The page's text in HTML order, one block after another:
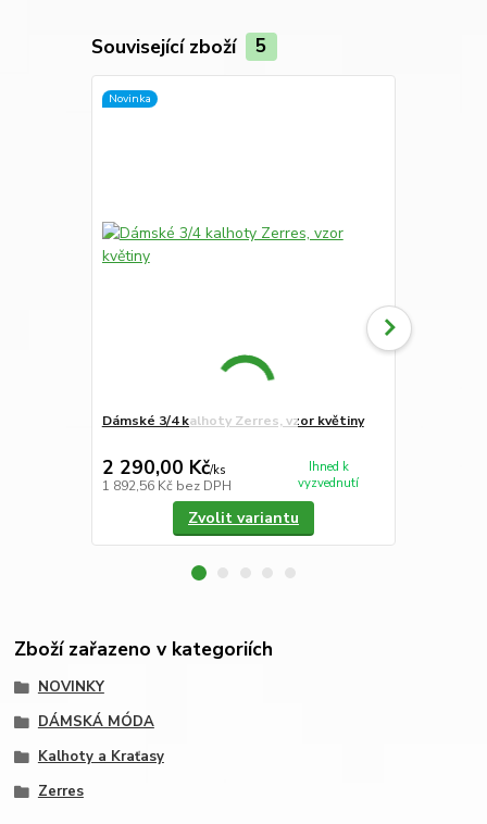
Související zboží 5
Novinka
Dámské 3/4 kalhoty Zerres, vzor květiny
2 290,00 Kč/ks
1 892,56 Kč bez DPH
Ihned k
vyzvednutí
Zvolit variantu
Zboží zařazeno v kategoriích
NOVINKY
DÁMSKÁ MÓDA
Kalhoty a Kraťasy
Zerres